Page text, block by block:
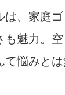
、家庭
も魅力。
悩みとは